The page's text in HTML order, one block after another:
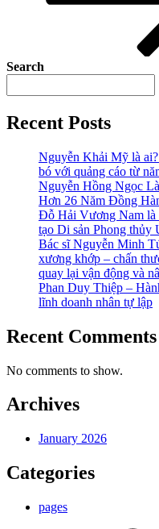
Search
Recent Posts
Nguyễn Khải Mỹ là
bó với quảng cáo từ
Nguyễn Hồng Ngọc
Hơn 26 Năm Đồng
Đỗ Hải Vương Nam là
tạo Di sản Phong thủy
Bác sĩ Nguyễn Minh
xương khớp – chấn
quay lại vận động và
Phan Duy Thiệp –
lĩnh doanh nhân tự lập
Recent Comments
No comments to show.
Archives
January 2026
Categories
pages